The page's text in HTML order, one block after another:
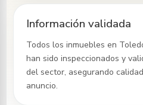
Información validada
Todos los inmueblesen
han sido inspeccionados y
del sector, asegurando
anuncio.